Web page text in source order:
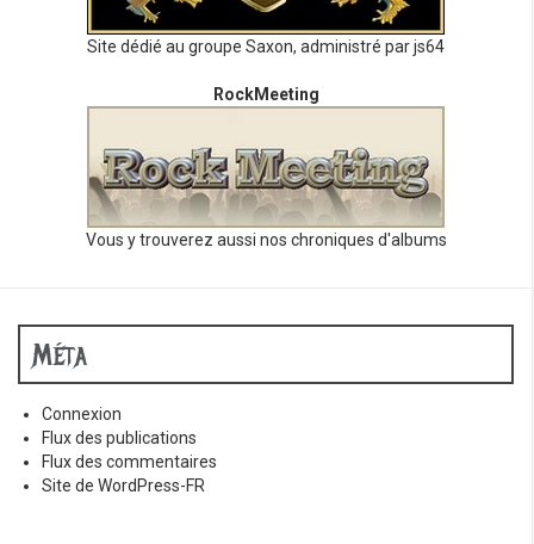
Site dédié au groupe Saxon, administré par js64
RockMeeting
Vous y trouverez aussi nos chroniques d'albums
Méta
Connexion
Flux des publications
Flux des commentaires
Site de WordPress-FR